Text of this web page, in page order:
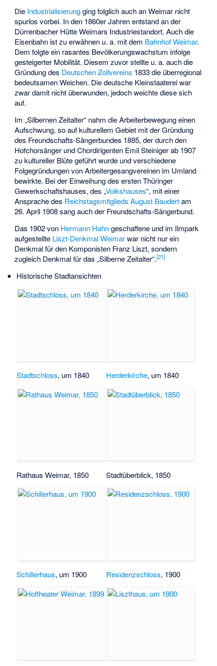
Die Industrialisierungging folglich auch an Weimar nicht
spurlos vorbei. In den 1860er Jahren entstand an der
Dürrenbacher HütteWeimars Industriestandort. Auch die
Eisenbahn ist zu erwähnen u. a. mit dem Bahnhof Weimar.
Dem folgte ein rasantes Bevölkerungswachstum infolge
gesteigerter Mobilität. Diesem zuvor stellte u. a. auch die
Gründung des Deutschen Zollvereins 1833 die überregional
bedeutsamen Weichen. Die deutsche Kleinstaaterei war
zwar damit nicht überwunden, jedoch weichte diese sich
auf.
Im „Silbernen Zeitalter“ nahm die Arbeiterbewegung einen
Aufschwung, so auf kulturellem Gebiet mit der Gründung
des Freundschafts-Sängerbundes 1885, der durch den
Hofchorsänger und Chordirigenten Emil Steinigerab 1907
zu kultureller Blüte geführt wurde und verschiedene
Folgegründungen von Arbeitergesangvereinen im Umland
bewirkte. Bei der Einweihung des ersten Thüringer
Gewerkschaftshauses, des „Volkshauses“, mit einer
Ansprache des Reichstagsmitglieds August Baudertam
26. April 1908 sang auch der Freundschafts-Sängerbund.
Das 1902 von Hermann Hahngeschaffene und im Ilmpark
aufgestellte Liszt-Denkmal Weimarwar nicht nur ein
Denkmal für den Komponisten Franz Liszt, sondern
zugleich Denkmal für das „Silberne Zeitalter“.[21]
Historische Stadtansichten
Stadtschloss, um 1840 Herderkirche, um 1840
Rathaus Weimar, 1850 Stadtüberblick, 1850
Schillerhaus, um 1900 Residenzschloss, 1900